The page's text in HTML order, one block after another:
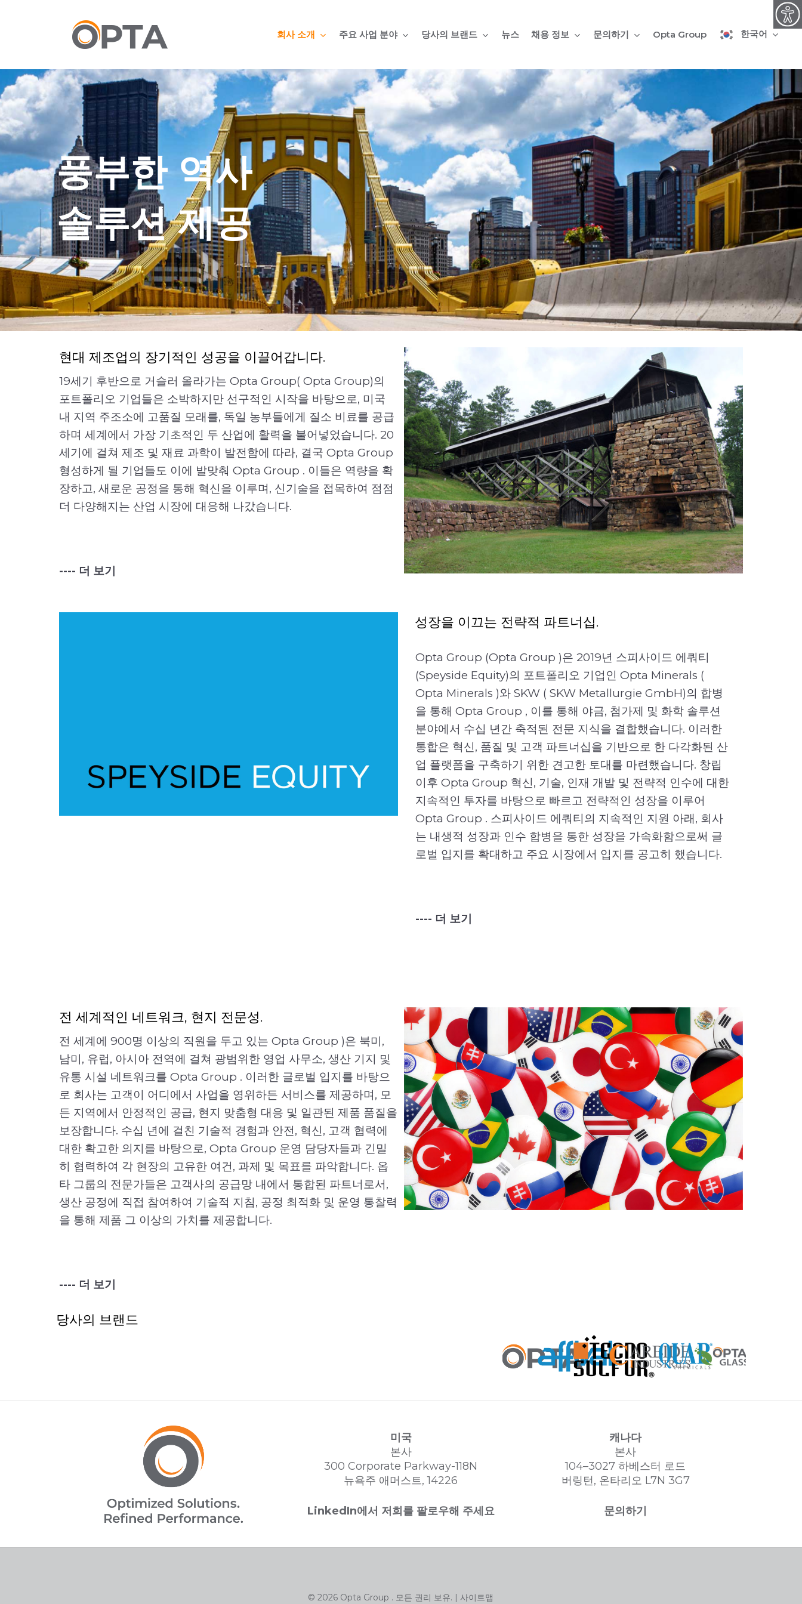
뛰
기
회사 소개 주요 사업 분야 당사의 브랜드 뉴스 채용 정보 문의하기 Opta Group 한국어
풍부한 역사
솔루션 제공
현대 제조업의 장기적인 성공을 이끌어갑니다.
19세기 후반으로 거슬러 올라가는 Opta Group( Opta Group)의
포트폴리오 기업들은 소박하지만 선구적인 시작을 바탕으로, 미국
내 지역 주조소에 고품질 모래를, 독일 농부들에게 질소 비료를 공급
하며 세계에서 가장 기초적인 두 산업에 활력을 불어넣었습니다. 20
세기에 걸쳐 제조 및 재료 과학이 발전함에 따라, 결국 Opta Group
형성하게 될 기업들도 이에 발맞춰 Opta Group . 이들은 역량을 확
장하고, 새로운 공정을 통해 혁신을 이루며, 신기술을 접목하여 점점
더 다양해지는 산업 시장에 대응해 나갔습니다.
---- 더 보기
오늘날 Opta Group 성과 중심의 솔루션 분야에서 세계적인 선도
기업으로 Opta Group ,
야금 솔루션,특수 화학 ,고성능 첨가제
사
업부를 통해 맞춤형 첨가제, 특수 적용 장비 및 현장 기술 전문 지식
을 제공하고 있습니다. Opta Group 모든 사업 분야에서 고객과
Opta Group 복잡한 과제를 해결하고, 공정 효율을 높이며, 안전성
과 지속 가능성을 증진함으로써 현대 사회의 중추를 이루는 산업 분
야에 가시적인 개선과 장기적인 성공을 이끌어내고 있습니다.
---- 뒤로
성장을 이끄는 전략적 파트너십.
Opta Group (Opta Group )은 2019년 스피사이드 에쿼티
(Speyside Equity)의 포트폴리오 기업인 Opta Minerals (
Opta Minerals )와 SKW ( SKW Metallurgie GmbH)의 합병
을 통해 Opta Group , 이를 통해 야금, 첨가제 및 화학 솔루션
분야에서 수십 년간 축적된 전문 지식을 결합했습니다. 이러한
통합은 혁신, 품질 및 고객 파트너십을 기반으로 한 다각화된 산
업 플랫폼을 구축하기 위한 견고한 토대를 마련했습니다. 창립
이후 Opta Group 혁신, 기술, 인재 개발 및 전략적 인수에 대한
지속적인 투자를 바탕으로 빠르고 전략적인 성장을 이루어
Opta Group . 스피사이드 에쿼티의 지속적인 지원 아래, 회사
는 내생적 성장과 인수 합병을 통한 성장을 가속화함으로써 글
로벌 입지를 확대하고 주요 시장에서 입지를 공고히 했습니다.
---- 더 보기
전 세계적인 네트워크, 현지 전문성.
전 세계에 900명 이상의 직원을 두고 있는 Opta Group )은 북미,
남미, 유럽, 아시아 전역에 걸쳐 광범위한 영업 사무소, 생산 기지 및
유통 시설 네트워크를 Opta Group . 이러한 글로벌 입지를 바탕으
로 회사는 고객이 어디에서 사업을 영위하든 서비스를 제공하며, 모
든 지역에서 안정적인 공급, 현지 맞춤형 대응 및 일관된 제품 품질을
보장합니다. 수십 년에 걸친 기술적 경험과 안전, 혁신, 고객 협력에
대한 확고한 의지를 바탕으로, Opta Group 운영 담당자들과 긴밀
히 협력하여 각 현장의 고유한 여건, 과제 및 목표를 파악합니다. 옵
타 그룹의 전문가들은 고객사의 공급망 내에서 통합된 파트너로서,
생산 공정에 직접 참여하여 기술적 지침, 공정 최적화 및 운영 통찰력
을 통해 제품 그 이상의 가치를 제공합니다.
---- 더 보기
Opta Group(Opta Group)Opta Group지역 연구개발 센터와 엔
지니어링 부서는 고객과 긴밀히 협력하여 특정 야금 및 화학적 요구
사항을 충족하는 맞춤형 배합, 첨단 혼합물 및 특수 장비를 설계하고
개선합니다. 이러한 긴밀한 협력을 통해 조직은 복잡한 과제를 맞춤
형 데이터 기반 솔루션으로 전환함으로써, 다양한 산업 분야에서 일
관성, 효율성 및 성능을 향상시킵니다. Opta Group 글로벌 전문 지
식과 현지 맞춤형 접근 방식을 결합하여, 파트너사가 현재 더 나은 성
과를 달성할 수 있도록 Opta Group 동시에 미래를 위해 더 강력하
고 안전하며 지속 가능한 운영 체계를 구축할 수 있도록 Opta
Group .
당사의 브랜드
미국
본사
300 Corporate Parkway-118N
뉴욕주 애머스트, 14226
LinkedIn에서 저희를 팔로우해 주세요
캐나다
본사
104–3027 하베스터 로드
버링턴, 온타리오 L7N 3G7
문의하기
© 2026 Opta Group . 모든 권리 보유. | 사이트맵